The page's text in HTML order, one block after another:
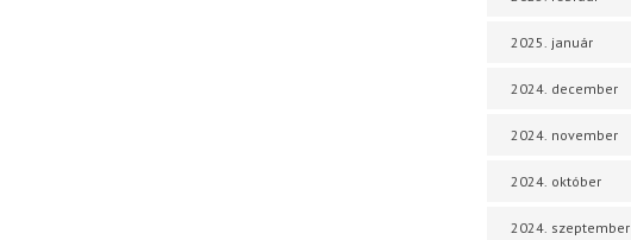
2025. január
2024. december
2024. november
2024. október
2024. szeptember